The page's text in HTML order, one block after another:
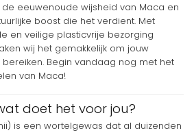
eeuwenoude wijsheid van Maca en
boost die het verdient. Met
en veilige plasticvrije bezorging
wij het gemakkelijk om jouw
Begin vandaag nog met het
van Maca!
doet het voor jou?
is een wortelgewas dat al duizenden